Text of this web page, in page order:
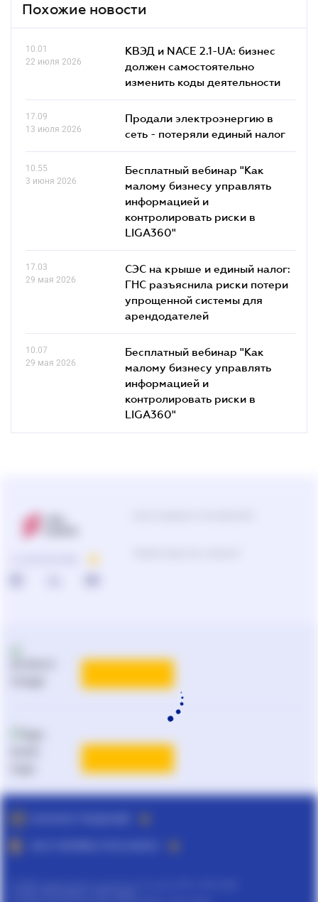
Похожие новости
10.01
22 июля 2026
КВЭД и NACE 2.1-UA: бизнес
должен самостоятельно
изменить коды деятельности
17.09
13 июля 2026
Продали электроэнергию в
сеть - потеряли единый налог
10.55
3 июня 2026
Бесплатный вебинар "Как
малому бизнесу управлять
информацией и
контролировать риски в
LIGA360"
17.03
29 мая 2026
СЭС на крыше и единый налог:
ГНС разъяснила риски потери
упрощенной системы для
арендодателей
10.07
29 мая 2026
Бесплатный вебинар "Как
малому бизнесу управлять
информацией и
контролировать риски в
LIGA360"